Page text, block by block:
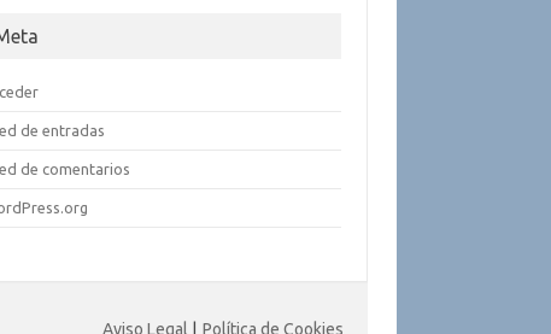
de entradas
de comentarios
Aviso Legal Política de Cookies